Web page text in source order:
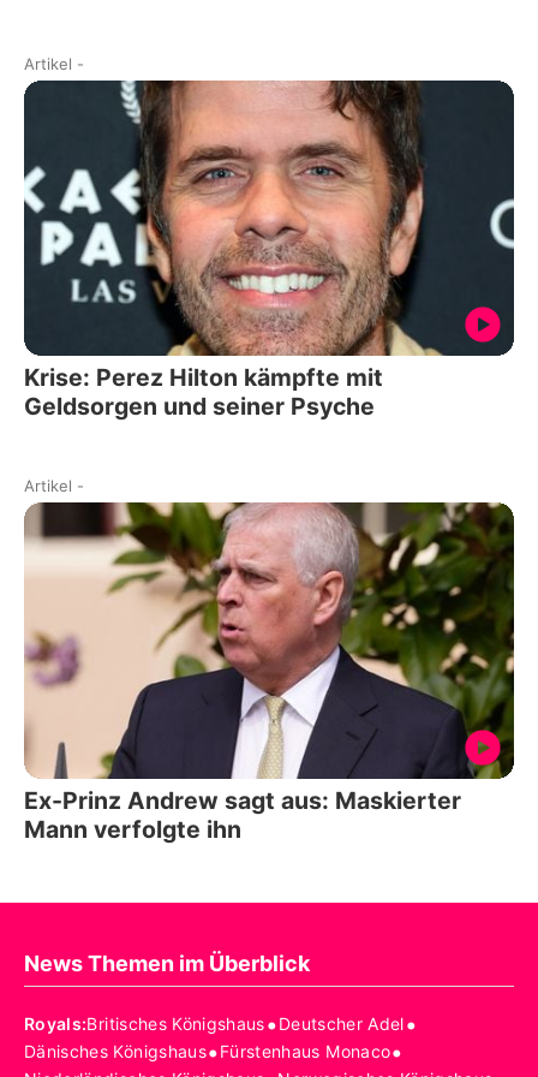
Artikel -
Krise: Perez Hilton kämpfte mit
Geldsorgen und seiner Psyche
Artikel -
Ex-Prinz Andrew sagt aus: Maskierter
Mann verfolgte ihn
News Themen im Überblick
Royals:Britisches Königshaus•Deutscher Adel•
Dänisches Königshaus•Fürstenhaus Monaco•